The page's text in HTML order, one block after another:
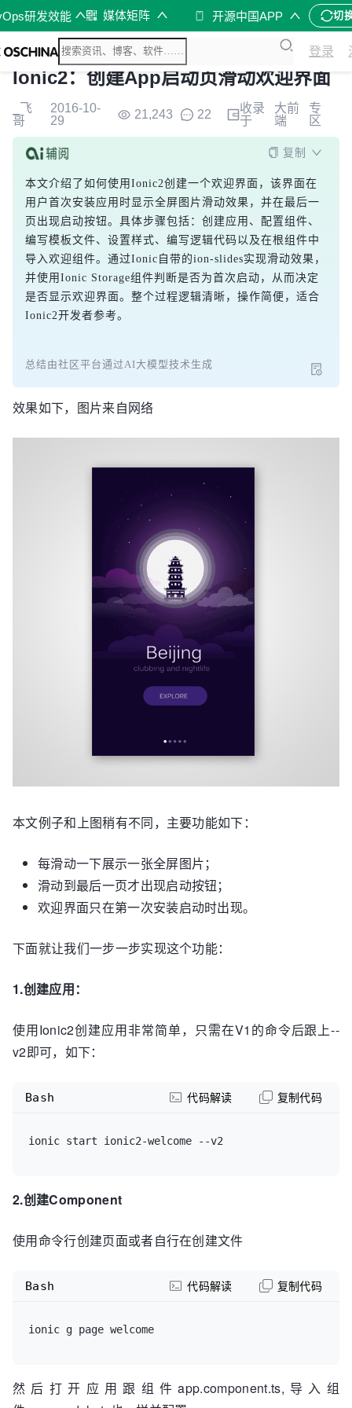
研发效能 媒体矩阵 开源中国APP 切
登录
Ionic2：创建App启动页滑动欢迎界面
_飞
哥
2016-10-
29
21,243 22
收录
于
大前
端
专
区
复制
本文介绍了如何使用Ionic2创建一个欢迎界面，该界面在
用户首次安装应用时显示全屏图片滑动效果，并在最后一
页出现启动按钮。具体步骤包括：创建应用、配置组件、
编写模板文件、设置样式、编写逻辑代码以及在根组件中
导入欢迎组件。通过Ionic自带的ion-slides实现滑动效果，
并使用Ionic Storage组件判断是否为首次启动，从而决定
是否显示欢迎界面。整个过程逻辑清晰，操作简便，适合
Ionic2开发者参考。
总结由社区平台通过AI大模型技术生成
效果如下，图片来自网络
本文例子和上图稍有不同，主要功能如下：
每滑动一下展示一张全屏图片；
滑动到最后一页才出现启动按钮；
欢迎界面只在第一次安装启动时出现。
下面就让我们一步一步实现这个功能：
1.创建应用：
使用Ionic2创建应用非常简单，只需在V1的命令后跟上--
v2即可，如下：
ionic start ionic2-welcome --v2
Bash 代码解读 复制代码
2.创建Component
使用命令行创建页面或者自行在创建文件
ionic g page welcome
Bash 代码解读 复制代码
然后打开应用跟组件app.component.ts,导入组